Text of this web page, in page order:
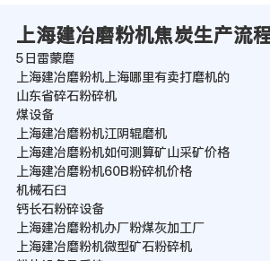
上海建冶磨粉机焦炭生产流
5日雷蒙磨
上海建冶磨粉机上海哪里有卖打磨机的
山东省碎石粉碎机
煤设备
上海建冶磨粉机江阴辊磨机
上海建冶磨粉机如何测算矿山采矿价格
上海建冶磨粉机60B粉碎机价格
机械石臼
钙长石粉碎设备
上海建冶磨粉机办厂粉煤灰加工厂
上海建冶磨粉机微型矿石粉碎机